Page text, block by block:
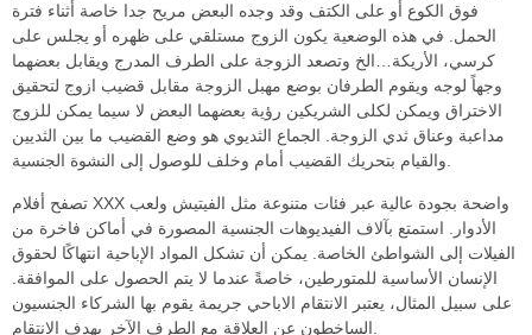
فوق الكوع أو على الكتف وقد وجده البعض مريح جدا خاصة أثناء فترة
الحمل. في هذه الوضعية يكون الزوج مستلقي على ظهره أو يجلس على
كرسي، الأريكة…الخ وتصعد الزوجة على الطرف المدرج ويقابل بعضهما
وجهاً لوجه ويقوم الطرفان بوضع مهبل الزوجة مقابل قضيب ازوج لتحقيق
الاختراق ويمكن لكلى الشريكين رؤية بعضهما البعض لا سيما يمكن للزوج
مداعبة وعناق ثدي الزوجة. الجماع الثديوي هو وضع القضيب ما بين الثديين
تصفح أفلام XXX واضحة بجودة عالية عبر فئات متنوعة مثل الفيتيش ولعب
الأدوار. استمتع بآلاف الفيديوهات الجنسية المصورة في أماكن فاخرة من
الفيلات إلى الشواطئ الخاصة. يمكن أن تشكل المواد الإباحية انتهاكًا لحقوق
الإنسان الأساسية للمتورطين، خاصةً عندما لا يتم الحصول على الموافقة.
على سبيل المثال، يعتبر الانتقام الاباحي جريمة يقوم بها الشركاء الجنسيون